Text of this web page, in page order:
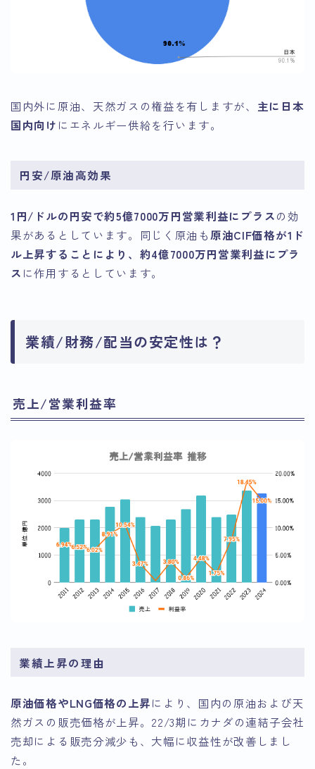
国内外に原油、天然ガスの権益を有しますが、 主に日本
国内向け にエネルギー供給を行います。
円安/原油高効果
1円/ドルの円安で約5億7000万円営業利益にプラスの効
果があるとしています。同じく原油も原油CIF価格が1ド
ル上昇することにより、約4億7000万円営業利益にプラ
ス に作用するとしています。
業績/財務/配当の安定性は？
売上/営業利益率
業績上昇の理由
原油価格やLNG価格の上昇により、国内の原油および天
然ガスの販売価格が上昇。22/3期にカナダの連結子会社
売却による販売分減少も、大幅に収益性が改善しまし
た。